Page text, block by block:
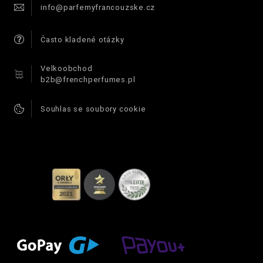
info@parfemyfrancouzske.cz
Často kladené otázky
Velkoobchod
b2b@frenchperfumes.pl
Souhlas se soubory cookie